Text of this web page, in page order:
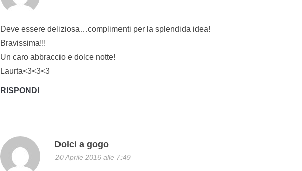
Deve essere deliziosa…complimenti per la splendida idea!
Bravissima!!!
Un caro abbraccio e dolce notte!
Laurta<3<3<3
RISPONDI
Dolci a gogo
20 Aprile 2016 alle 7:49